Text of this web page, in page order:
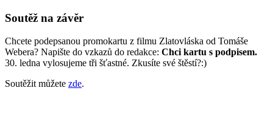
Soutěž na závěr
Chcete podepsanou promokartu z filmu Zlatovláska od Tomáše
Webera? Napište do vzkazů do redakce: Chci kartu s podpisem.
30. ledna vylosujeme tři šťastné. Zkusíte své štěstí?:)
Soutěžit můžete zde.